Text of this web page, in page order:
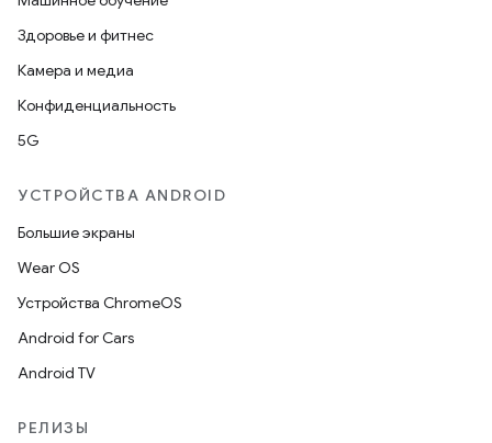
Здоровье и фитнес
Камера и медиа
Конфиденциальность
5G
УСТРОЙСТВА ANDROID
Большие экраны
Wear OS
Устройства ChromeOS
Android for Cars
Android TV
РЕЛИЗЫ